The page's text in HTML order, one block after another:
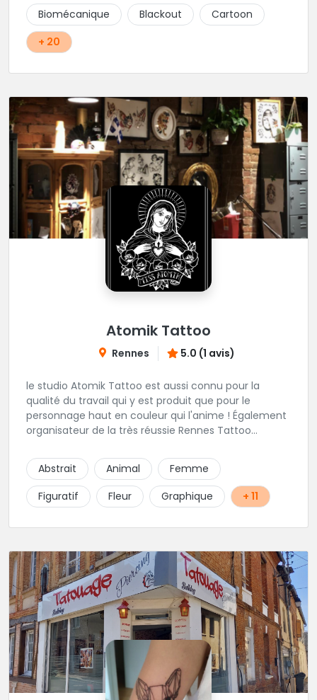
!! Biomécanique Blackout
Cartoon
+ 20
Atomik Tattoo
Rennes 5.0 (1 avis)
le studio Atomik Tattoo est aussi connu pour la
qualité du travail qui y est produit que pour le
personnage haut en couleur qui l'anime ! Également
organisateur de la très réussie Rennes Tattoo
mais pas que, vous pourrez passer sous le
dermographe de Miss Atomik . Avec l'assurance de
repartir avec un beau tatouage et un bon souvenir ;)
Abstrait Animal
Femme
Figuratif
Fleur Graphique + 11